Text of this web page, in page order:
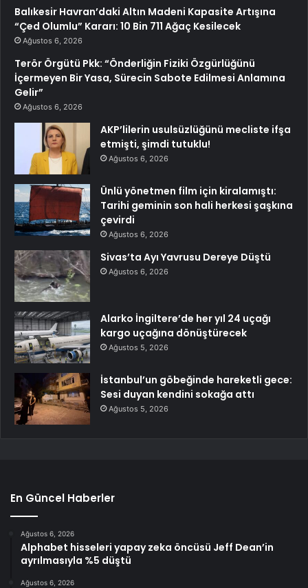
Balıkesir Havran’daki Altın Madeni Kapasite Artışına
“Çed Olumlu” Kararı: 10 Bin 711 Ağaç Kesilecek
Ağustos 6, 2026
Terör Örgütü Pkk: “Önderliğin Fiziki Özgürlüğünü
İçermeyen Bir Yasa, Sürecin Sabote Edilmesi Anlamına
Gelir”
Ağustos 6, 2026
AKP’lilerin usulsüzlüğünü mecliste ifşa
etmişti, şimdi tutuklu!
Ağustos 6, 2026
Ünlü yönetmen film için kiralamıştı:
Tarihi geminin son hali herkesi şaşkına
çevirdi
Ağustos 6, 2026
Sivas’ta Ayı Yavrusu Dereye Düştü
Ağustos 6, 2026
Alarko İngiltere’de her yıl 24 uçağı
kargo uçağına dönüştürecek
Ağustos 5, 2026
İstanbul’un göbeğinde hareketli gece:
Sesi duyan kendini sokağa attı
Ağustos 5, 2026
En Güncel Haberler
Ağustos 6, 2026
Alphabet hisseleri yapay zeka öncüsü Jeff Dean’in
ayrılmasıyla %5 düştü
Ağustos 6, 2026